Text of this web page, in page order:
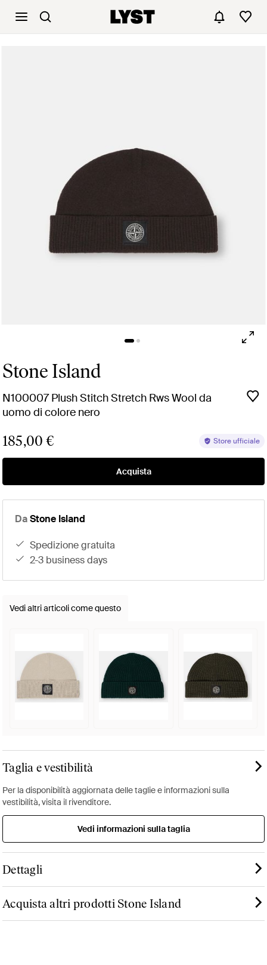
Stone Island
N100007 Plush Stitch Stretch Rws Wool da
uomo di colore nero
185,00 € Store ufficiale
Acquista
DaStone Island
spedizione gratuita
2-3 business days
Vedi altri articoli come questo
Taglia e vestibilità
Per la disponibilità aggiornata delle taglie e informazioni sulla
vestibilità, visita il rivenditore.
Vedi informazioni sulla taglia
Dettagli
Acquista altri prodotti Stone Island